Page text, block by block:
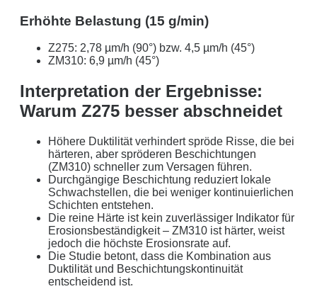
Erhöhte Belastung (15 g/min)
Z275: 2,78 µm/h (90°) bzw. 4,5 µm/h (45°)
ZM310: 6,9 µm/h (45°)
Interpretation der Ergebnisse:
Warum Z275 besser abschneidet
Höhere Duktilität verhindert spröde Risse, die bei
härteren, aber spröderen Beschichtungen
(ZM310) schneller zum Versagen führen.
Durchgängige Beschichtung reduziert lokale
Schwachstellen, die bei weniger kontinuierlichen
Schichten entstehen.
Die reine Härte ist kein zuverlässiger Indikator für
Erosionsbeständigkeit – ZM310 ist härter, weist
jedoch die höchste Erosionsrate auf.
Die Studie betont, dass die Kombination aus
Duktilität und Beschichtungskontinuität
entscheidend ist.